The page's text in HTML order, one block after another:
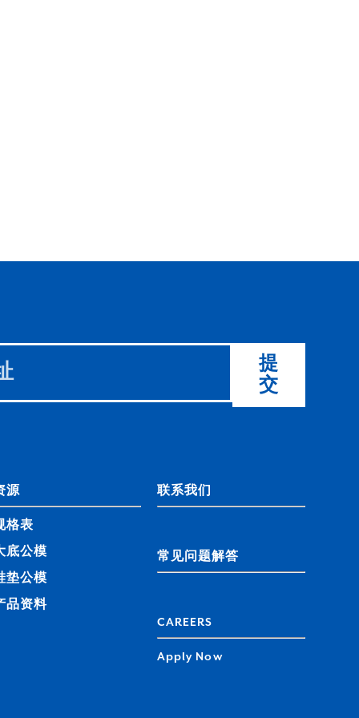
提
交
源
格表
底公模
垫公模
品资料
联系我们
常见问题解答
CAREERS
Apply Now